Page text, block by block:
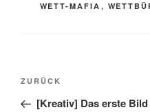
WETT-MAFIA ,
Beitragsnavigation
Vorheriger
Beitrag
ZURÜCK
[Kreativ] Das erste